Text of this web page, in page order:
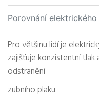
Porovnání
Pro většinu lidí je
zajišťuje konzistentní
odstranění
zubního plaku